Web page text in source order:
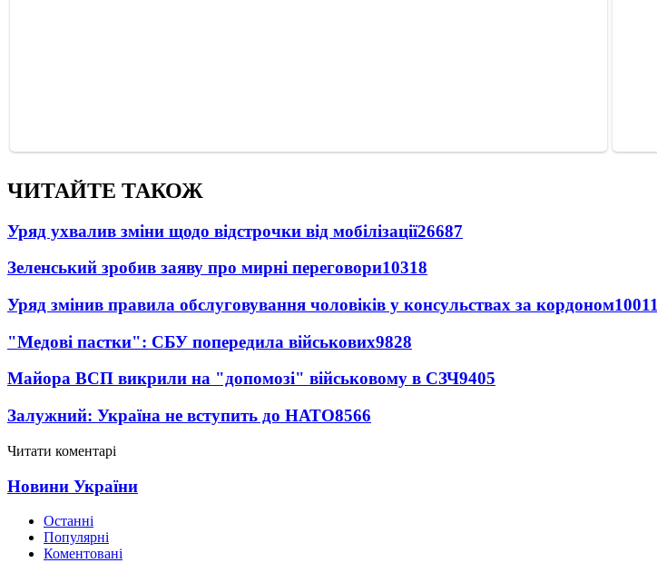
ЧИТАЙТЕ ТАКОЖ
Уряд ухвалив зміни щодо відстрочки від мобілізації26687
Зеленський зробив заяву про мирні переговори10318
Уряд змінив правила обслуговування чоловіків у консульствах за кордоном10011
"Медові пастки": СБУ попередила військових9828
Майора ВСП викрили на "допомозі" військовому в СЗЧ9405
Залужний: Україна не вступить до НАТО8566
Читати коментарі
Новини України
Останні
Популярні
Коментовані